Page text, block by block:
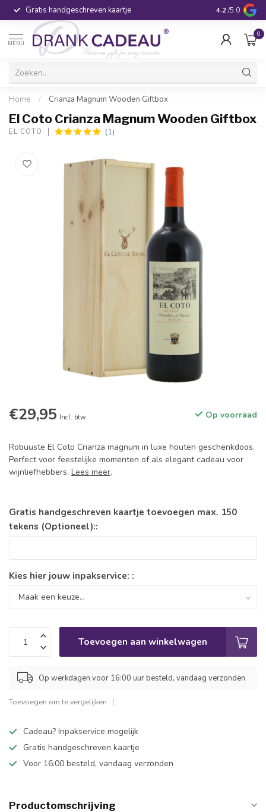
Gratis handgeschreven kaartje Voor 16:00
4.2 /5.0
MENU
0
Home / Crianza Magnum Wooden Giftbox
El Coto Crianza Magnum Wooden Giftbox
EL COTO (1)
€29,95 Incl. btw Op voorraad
Robuuste El Coto Crianza magnum in luxe houten geschenkdoos.
Perfect voor feestelijke momenten of als elegant cadeau voor
wijnliefhebbers. Lees meer.
Gratis handgeschreven kaartje toevoegen max. 150
tekens (Optioneel)::
Kies hier jouw inpakservice: :
Toevoegen aan winkelwagen
Op werkdagen voor 16:00 uur besteld, vandaag verzonden
Toevoegen om te vergelijken
Cadeau? Inpakservice mogelijk
Gratis handgeschreven kaartje
Voor 16:00 besteld, vandaag verzonden
Productomschrijving